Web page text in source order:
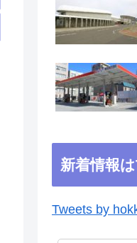
新着情報
Tweets by